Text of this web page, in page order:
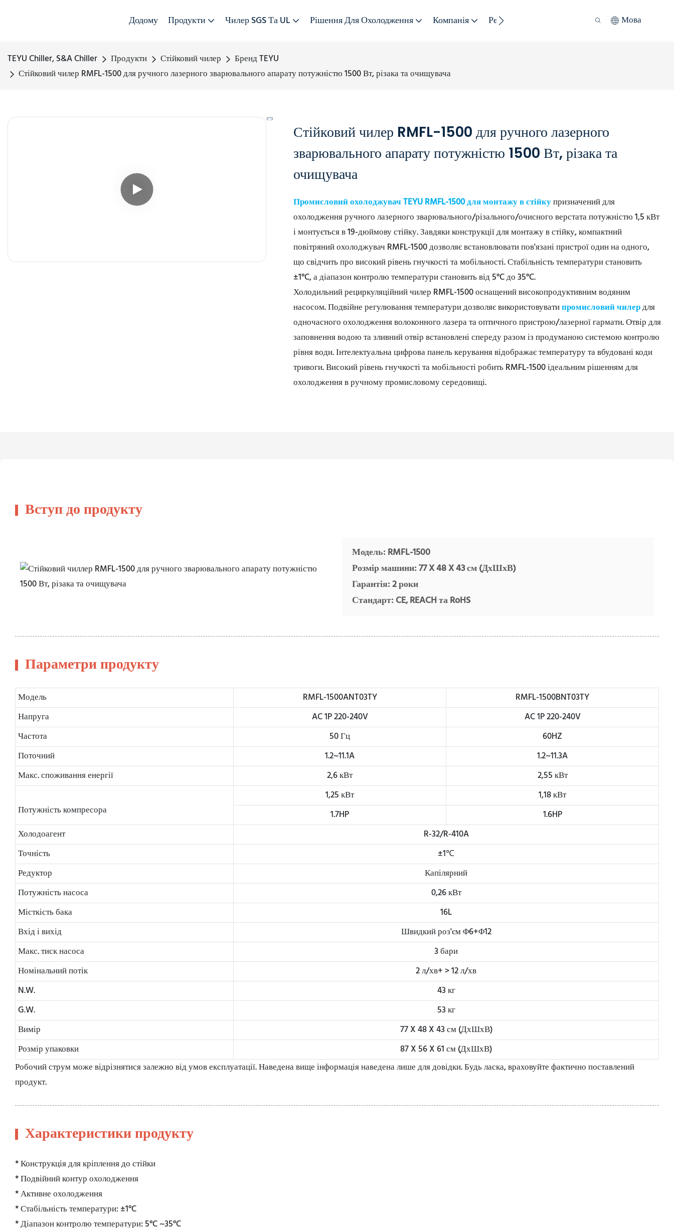
Додому Продукти Чилер SGS Та UL Рішення Для Охолодження Компанія Ресурс Сталий Розвиток Мова
TEYU Chiller, S&A Chiller Продукти Стійковий чилер
Бренд TEYU
Стійковий чилер RMFL-1500 для ручного лазерного зварювального апарату потужністю 1500 Вт, різака та очищувача
Стійковий чилер RMFL-1500 для ручного лазерного
зварювального апарату потужністю 1500 Вт, різака та
очищувача
Промисловий охолоджувач TEYU RMFL-1500 для монтажу в стійкупризначений для
охолодження ручного лазерного зварювального/різального/очисного верстата потужністю 1,5 кВт
і монтується в 19-дюймову стійку. Завдяки конструкції для монтажу в стійку, компактний
повітряний охолоджувач RMFL-1500 дозволяє встановлювати пов'язані пристрої один на одного,
що свідчить про високий рівень гнучкості та мобільності. Стабільність температури становить
±1°C, а діапазон контролю температури становить від 5°C до 35°C.
Холодильний рециркуляційний чилер RMFL-1500 оснащений високопродуктивним водяним
насосом. Подвійне регулювання температури дозволяє використовуватипромисловий чилердля
одночасного охолодження волоконного лазера та оптичного пристрою/лазерної гармати. Отвір для
заповнення водою та зливний отвір встановлені спереду разом із продуманою системою контролю
рівня води. Інтелектуальна цифрова панель керування відображає температуру та вбудовані коди
тривоги. Високий рівень гнучкості та мобільності робить RMFL-1500 ідеальним рішенням для
охолодження в ручному промисловому середовищі.
Вступ до продукту
Модель: RMFL-1500
Розмір машини: 77 X 48 X 43 см (ДхШхВ)
Гарантія: 2 роки
Стандарт: CE, REACH та RoHS
Параметри продукту
Модель RMFL-1500ANT03TY
RMFL-1500BNT03TY
Напруга
AC 1P 220-240V
AC 1P 220-240V
Частота
50 Гц
60HZ
Поточний
1.2~11.1A
1.2~11.3A
Макс. споживання енергії
2,6 кВт 2,55 кВт
Потужність компресора
1,25 кВт
1,18 кВт
1.7HP
1.6HP
Холодоагент
R-32/R-410A
Точність
±1℃
Редуктор
Капілярний
Потужність насоса
0,26 кВт
Місткість бака
16L
Вхід і вихід
Швидкий роз'єм Φ6+Φ12
Макс. тиск насоса
3 бари
Номінальний потік
2 л/хв+ > 12 л/хв
N.W.
43 кг
G.W.
53 кг
Вимір
77 X 48 X 43 см (ДхШхВ)
Розмір упаковки
87 X 56 X 61 см (ДхШхВ)
Робочий струм може відрізнятися залежно від умов експлуатації. Наведена вище інформація наведена лише для довідки. Будь ласка, враховуйте фактично поставлений
продукт.
Характеристики продукту
* Конструкція для кріплення до стійки
* Подвійний контур охолодження
* Активне охолодження
* Стабільність температури: ±1°C
* Діапазон контролю температури: 5°C ~35°C